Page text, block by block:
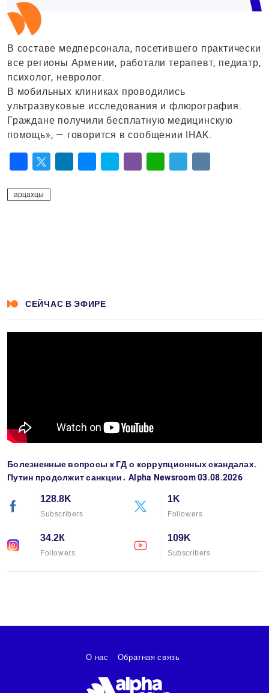
В составе медперсонала, посетившего практически
все регионы Армении, работали терапевт, педиатр,
психолог, невролог.
В мобильных клиниках проводились
ультразвуковые исследования и флюрография.
Граждане получили бесплатную медицинскую
помощь», — говорится в сообщении IHAK.
арцахцы
СЕЙЧАС В ЭФИРЕ
Болезненные вопросы к ГД о коррупционных скандалах.
Путин продолжит санкции․ Alpha Newsroom 03.08.2026
128.8K
Subscribers
1K
Followers
34.2К
Followers
109K
Subscribers
О нас Обратная связь